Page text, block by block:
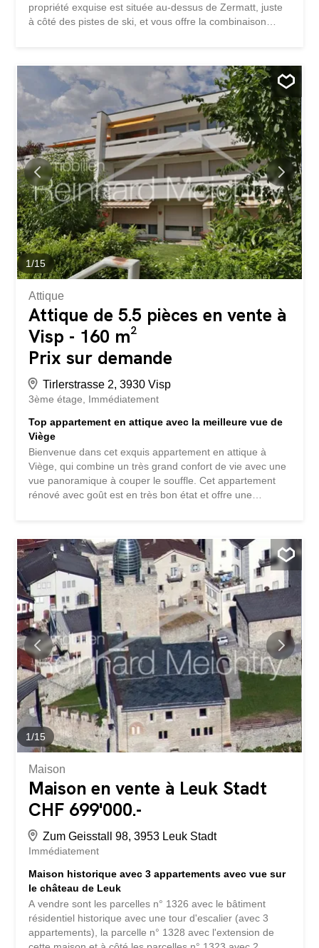
propriété exquise est située au-dessus de Zermatt, juste
à côté des pistes de ski, et vous offre la combinaison
appartements spacieux et lumineux, tous deux dans un
état de première classe. Chaque appartement dispose de
commodités modernes et d'éléments de décoration
élégants qui allient le charme alpin à un design
contemporain. De grandes baies vitrées offrent une vue
spectaculaire sur les montagnes environnantes, tout en
profitant de la tranquillité et de la beauté de la nature.
Equipements: - Appartements : Chacun des deux
appartements offre 2 chambres à coucher, des espaces
ouverts pour le salon et la salle à manger ainsi que des
cuisines et des salles d'eau entièrement équipées. Des
matériaux de qualité...
1/15
Attique
Attique de 5.5 pièces en vente à
Visp - 160 m²
Prix sur demande
Tirlerstrasse 2, 3930 Visp
3ème étage
Immédiatement
Top appartement en attique avec la meilleure vue de
Viège
Bienvenue dans cet exquis appartement en attique à
Viège, qui combine un très grand confort de vie avec une
vue panoramique à couper le souffle. Cet appartement
rénové avec goût est en très bon état et offre une
fort de cette propriété est sans aucun doute la terrasse
spacieuse qui offre une vue panoramique sur les toits de
Viège et les environs pittoresques. Profitez de vues à
couper le souffle dans toutes les directions directement
depuis votre lieu de retraite privé. L'appartement en
attique séduit par sa répartition généreuse de l'espace
avec un total de 6,5 pièces qui offrent de multiples
possibilités d'utilisation pour l'habitat et le travail.
L'appartement de conception contemporaine dispose de
caractéristiques d'équipement de haute qualité et offre,
depuis l'attique, une vue incomparable sur le paysage...
1/15
Maison
Maison en vente à Leuk Stadt
CHF 699'000.-
Zum Geisstall 98, 3953 Leuk Stadt
Immédiatement
Maison historique avec 3 appartements avec vue sur
le château de Leuk
A vendre sont les parcelles n° 1326 avec le bâtiment
résidentiel historique avec une tour d'escalier (avec 3
appartements), la parcelle n° 1328 avec l'extension de